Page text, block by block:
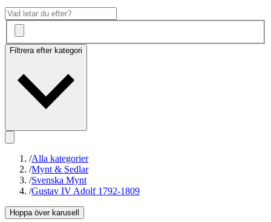
Filtrera efter kategori
/Alla kategorier
/Mynt & Sedlar
/Svenska Mynt
/Gustav IV Adolf 1792-1809
Hoppa över karusell